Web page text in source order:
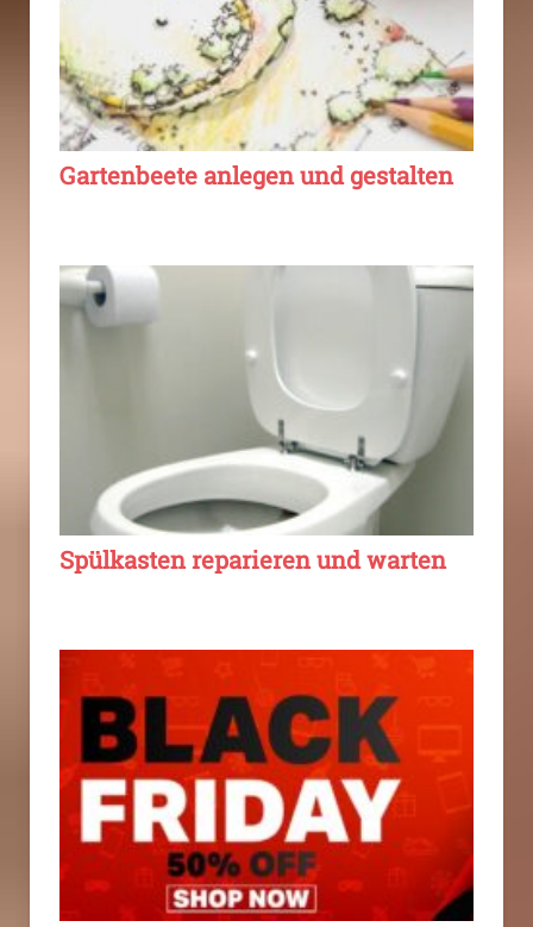
Gartenbeete anlegen und gestalten
Spülkasten reparieren und warten